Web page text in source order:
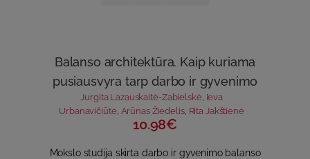
Balanso architektūra. Kaip kuriama
pusiausvyra tarp darbo ir gyvenimo
Jurgita Lazauskaitė-Zabielskė, Ieva
Urbanavičiūtė Arūnas Žiedelis, Rita Jakštienė
10.98€
Mokslo studija skirta darbo ir gyvenimo balanso